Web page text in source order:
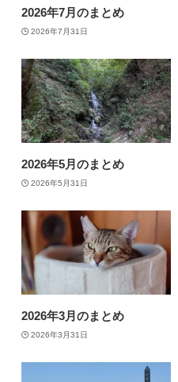
2026年7月のまとめ
2026年7月31日
2026年5月のまとめ
2026年5月31日
2026年3月のまとめ
2026年3月31日